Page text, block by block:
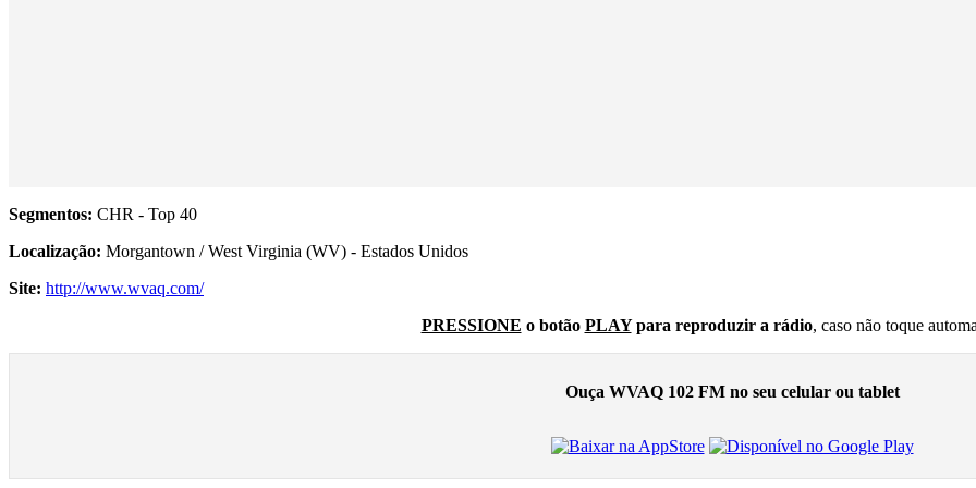
Segmentos: CHR - Top 40
Localização: Morgantown / West Virginia (WV) - Estados Unidos
Site: http://www.wvaq.com/
PRESSIONE o botão PLAYpara reproduzir a rádio, caso não toque
Ouça WVAQ 102 FM no seu celular ou tablet